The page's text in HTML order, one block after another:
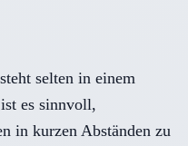
selten in einem
es sinnvoll,
in kurzen Abständen zu